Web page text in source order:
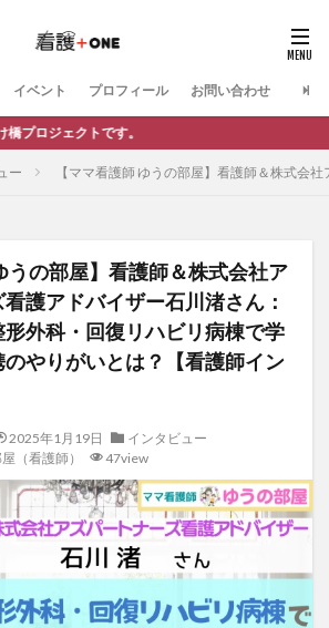
イベント プロフィール お問い合わせ
。
ー 【ママ看護師 ゆうの部屋】看護師＆株式会
うの部屋】看護師＆株式会社ア
護アドバイザー石川渚さん：
外科・回復リハビリ病棟で学
やりがいとは？【看護師イン
2025年1月19日
インタビュー
（看護師）
47view
キャリア相談
マネジメント
インタビュー記事（看護＋ONE）
（看護＋ONE）
イベント
部屋（他業種）
教えて○○先生！
検索